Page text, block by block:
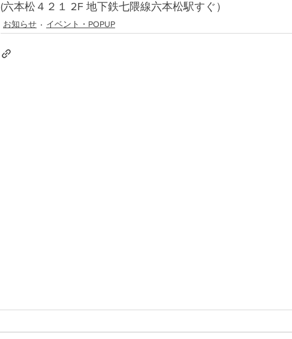
(六本松４２１ 2F 地下鉄七隈線六本松駅すぐ）
お知らせ イベント・POPUP